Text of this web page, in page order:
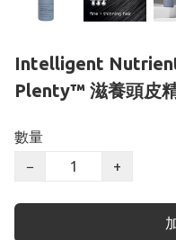
Intelligent
Plenty™ 滋養頭皮
數量
−
+